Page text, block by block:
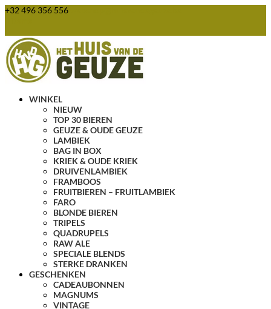
+32 496 356 556
WINKEL
NIEUW
TOP 30 BIEREN
GEUZE & OUDE GEUZE
LAMBIEK
BAG IN BOX
KRIEK & OUDE KRIEK
DRUIVENLAMBIEK
FRAMBOOS
FRUITBIEREN – FRUITLAMBIEK
FARO
BLONDE BIEREN
TRIPELS
QUADRUPELS
RAW ALE
SPECIALE BLENDS
STERKE DRANKEN
GESCHENKEN
CADEAUBONNEN
MAGNUMS
VINTAGE